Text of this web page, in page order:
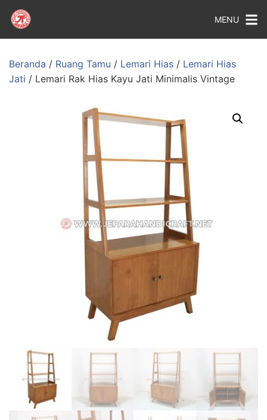
MENU
Beranda / Ruang Tamu / Lemari Hias / Lemari Hias
Jati / Lemari Rak Hias Kayu Jati Minimalis Vintage